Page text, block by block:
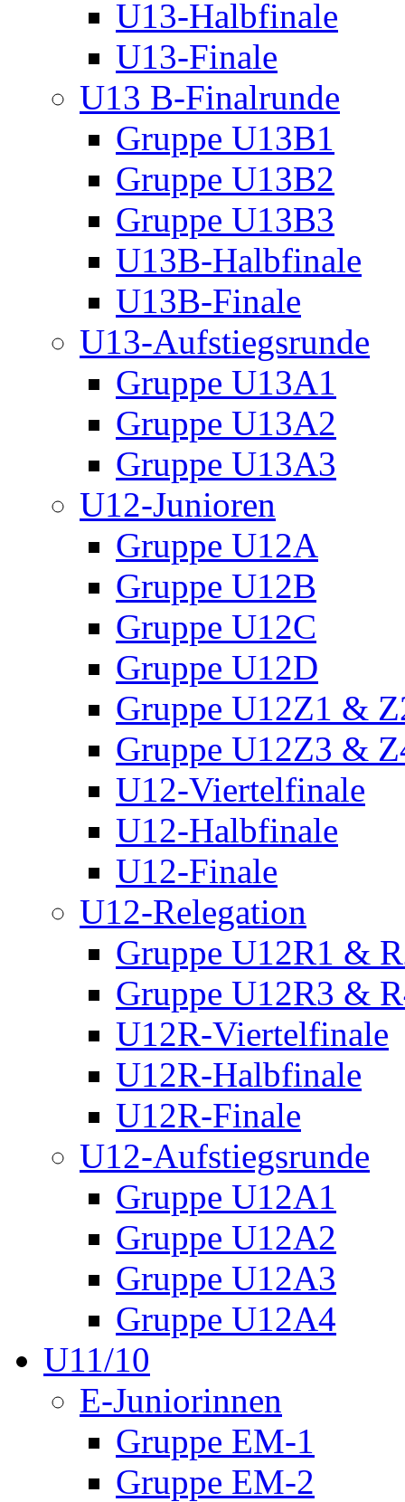
U13-Halbfinale
U13-Finale
U13 B-Finalrunde
Gruppe U13B1
Gruppe U13B2
Gruppe U13B3
U13B-Halbfinale
U13B-Finale
U13-Aufstiegsrunde
Gruppe U13A1
Gruppe U13A2
Gruppe U13A3
U12-Junioren
Gruppe U12A
Gruppe U12B
Gruppe U12C
Gruppe U12D
Gruppe U12Z1 &
Gruppe U12Z3 &
U12-Viertelfinale
U12-Halbfinale
U12-Finale
U12-Relegation
Gruppe U12R1 &
Gruppe U12R3 &
U12R-Viertelfinale
U12R-Halbfinale
U12R-Finale
U12-Aufstiegsrunde
Gruppe U12A1
Gruppe U12A2
Gruppe U12A3
Gruppe U12A4
U11/10
E-Juniorinnen
Gruppe EM-1
Gruppe EM-2